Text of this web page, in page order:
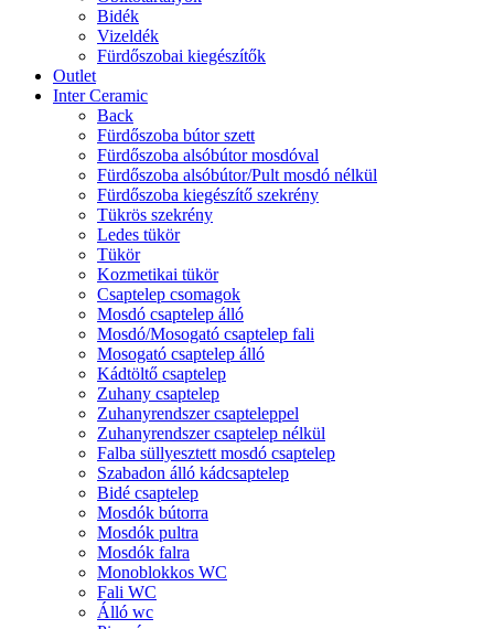
Bidék
Vizeldék
Fürdőszobai kiegészítők
Outlet
Inter Ceramic
Back
Fürdőszoba bútor szett
Fürdőszoba alsóbútor mosdóval
Fürdőszoba alsóbútor/Pult mosdó nélkül
Fürdőszoba kiegészítő szekrény
Tükrös szekrény
Ledes tükör
Tükör
Kozmetikai tükör
Csaptelep csomagok
Mosdó csaptelep álló
Mosdó/Mosogató csaptelep fali
Mosogató csaptelep álló
Kádtöltő csaptelep
Zuhany csaptelep
Zuhanyrendszer csapteleppel
Zuhanyrendszer csaptelep nélkül
Falba süllyesztett mosdó csaptelep
Szabadon álló kádcsaptelep
Bidé csaptelep
Mosdók bútorra
Mosdók pultra
Mosdók falra
Monoblokkos WC
Fali WC
Álló wc